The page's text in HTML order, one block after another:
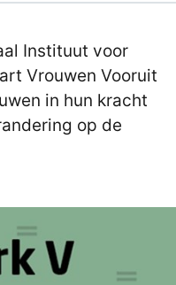
Instituut voor
Vrouwen Vooruit
in hun kracht
op de